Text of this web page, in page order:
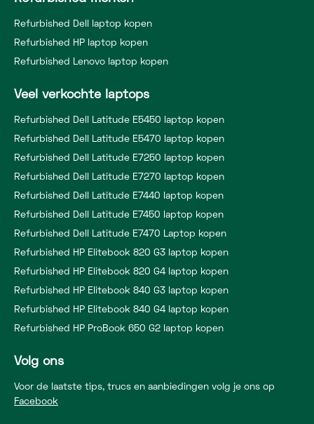
Refurbished Dell laptop kopen
Refurbished HP laptop kopen
Refurbished Lenovo laptop kopen
Veel verkochte laptops
Refurbished Dell Latitude E5450 laptop kopen
Refurbished Dell Latitude E5470 laptop kopen
Refurbished Dell Latitude E7250 laptop kopen
Refurbished Dell Latitude E7270 laptop kopen
Refurbished Dell Latitude E7440 laptop kopen
Refurbished Dell Latitude E7450 laptop kopen
Refurbished Dell Latitude E7470 Laptop kopen
Refurbished HP Elitebook 820 G3 laptop kopen
Refurbished HP Elitebook 820 G4 laptop kopen
Refurbished HP Elitebook 840 G3 laptop kopen
Refurbished HP Elitebook 840 G4 laptop kopen
Refurbished HP ProBook 650 G2 laptop kopen
Volg ons
Voor de laatste tips, trucs en aanbiedingen volg je ons op
Facebook